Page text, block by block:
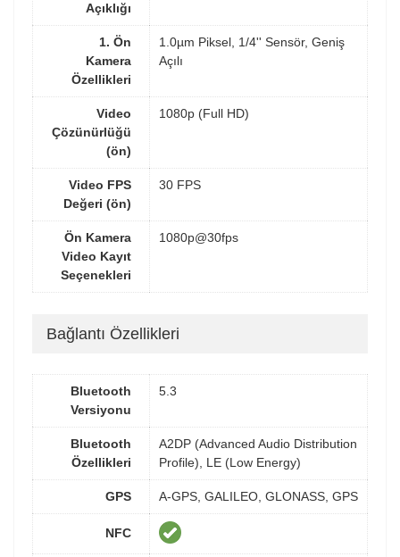
Açıklığı
1. Ön
Kamera
Özellikleri
1.0µm Piksel, 1/4'' Sensör, Geniş
Açılı
Video
Çözünürlüğü
(ön)
1080p (Full HD)
Video FPS
Değeri (ön)
30 FPS
Ön Kamera
Video Kayıt
Seçenekleri
1080p@30fps
Bağlantı Özellikleri
Bluetooth
Versiyonu
5.3
Bluetooth
Özellikleri
A2DP (Advanced Audio Distribution
Profile), LE (Low Energy)
GPS A-GPS, GALILEO, GLONASS, GPS
NFC